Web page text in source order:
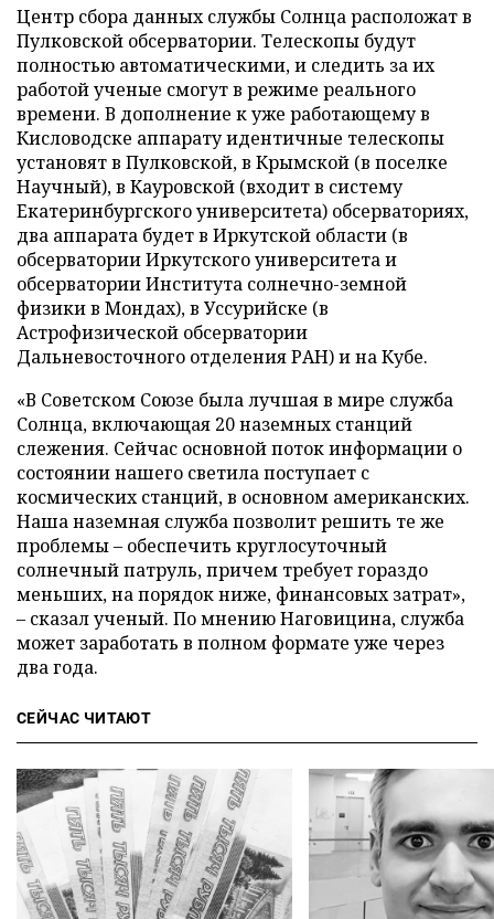
Центр сбора данных службы Солнца расположат в
Пулковской обсерватории. Телескопы будут
полностью автоматическими, и следить за их
работой ученые смогут в режиме реального
времени. В дополнение к уже работающему в
Кисловодске аппарату идентичные телескопы
установят в Пулковской, в Крымской (в поселке
Научный), в Кауровской (входит в систему
Екатеринбургского университета) обсерваториях,
два аппарата будет в Иркутской области (в
обсерватории Иркутского университета и
обсерватории Института солнечно-земной
физики в Мондах), в Уссурийске (в
Астрофизической обсерватории
Дальневосточного отделения РАН) и на Кубе.
«В Советском Союзе была лучшая в мире служба
Солнца, включающая 20 наземных станций
слежения. Сейчас основной поток информации о
состоянии нашего светила поступает с
космических станций, в основном американских.
Наша наземная служба позволит решить те же
проблемы – обеспечить круглосуточный
солнечный патруль, причем требует гораздо
меньших, на порядок ниже, финансовых затрат»,
– сказал ученый. По мнению Наговицина, служба
может заработать в полном формате уже через
два года.
СЕЙЧАС ЧИТАЮТ